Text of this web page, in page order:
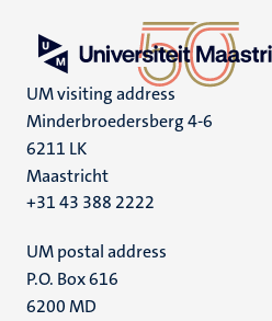
UM visiting address
Minderbroedersberg 4-6
6211 LK
Maastricht
+31 43 388 2222
UM postal address
P.O. Box 616
6200 MD